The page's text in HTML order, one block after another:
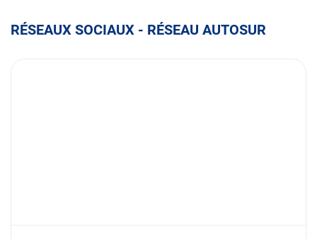
RÉSEAUX SOCIAUX - RÉSEAU AUTOSUR